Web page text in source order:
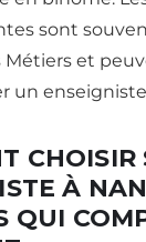
sont
Métiers et
un
CHOISIR
À
QUI